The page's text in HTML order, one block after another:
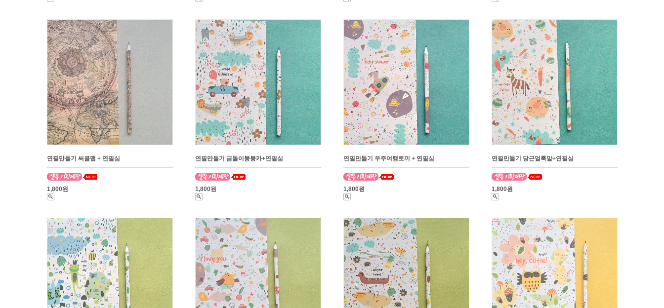
연필만들기 써클맵 + 연필심
1,800원
연필만들기 곰돌이붕붕카+연필심
1,800원
연필만들기 우주여행토끼 + 연필심
1,800원
연필만들기 당근얼룩말+연필심
1,800원